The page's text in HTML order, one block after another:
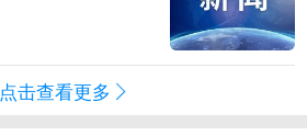
点击查看更多